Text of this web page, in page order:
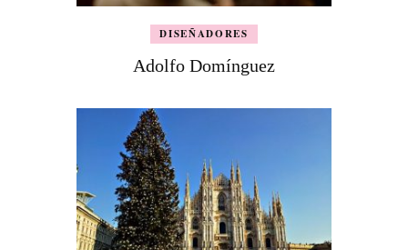
DISEÑADORES
Adolfo Domínguez